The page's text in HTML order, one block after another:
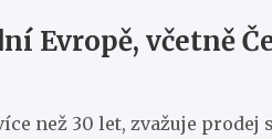
Evropě, včetně
než 30 let, zvažuje